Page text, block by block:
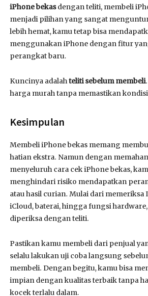
iPhone bekasdengan teliti, membeli
menjadi pilihan yang sangat
lebih hemat, kamu tetap bisa
menggunakan iPhone dengan fitur
perangkat baru.
Kuncinya adalahteliti sebelum membeli
harga murah tanpa memastikan
Kesimpulan
Membeli iPhone bekas memang
hatian ekstra. Namun dengan
menyeluruh cara cek iPhone bekas,
menghindari risiko mendapatkan
atau hasil curian. Mulai dari memeriksa
iCloud, baterai, hingga fungsi
diperiksa dengan teliti.
Pastikan kamu membeli dari penjual
selalu lakukan uji coba langsung
membeli. Dengan begitu, kamu bisa
impian dengan kualitas terbaik tanpa
kocek terlalu dalam.